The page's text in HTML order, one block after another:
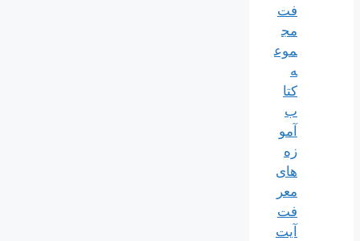
فت
مج
موع
ه
کتا
ب
آمو
زه
های
معر
فت
آیت